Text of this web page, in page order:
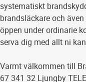
systematiskt
brandsläckare och
öppen under ordinarie
serva dig med allt ni
Varmt välkommen till
67 341 32 Ljungby